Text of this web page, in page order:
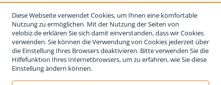
Diese Webseite verwendet Cookies, um Ihnen eine komfortable
Nutzung zu ermöglichen. Mit der Nutzung der Seiten von
velobiz.de erklären Sie sich damit einverstanden, dass wir Cookies
verwenden. Sie können die Verwendung von Cookies jederzeit über
die Einstellung Ihres Browsers deaktivieren. Bitte verwenden Sie die
Hilfefunktion Ihres Internetbrowsers, um zu erfahren, wie Sie diese
Einstellung ändern können.